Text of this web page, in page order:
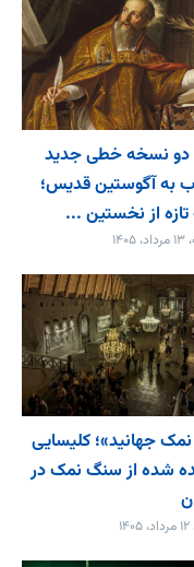
نسخه خطی جدید
به آگوستین قدیس؛
تازه از نخستین ...
جهانید»؛ کلیسایی
شده از سنگ نمک در